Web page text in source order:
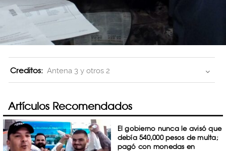
Creditos: Antena 3 y otros 2
Artículos Recomendados
El gobierno nunca le avisó que
debía 540,000 pesos de multa;
pagó con monedas en